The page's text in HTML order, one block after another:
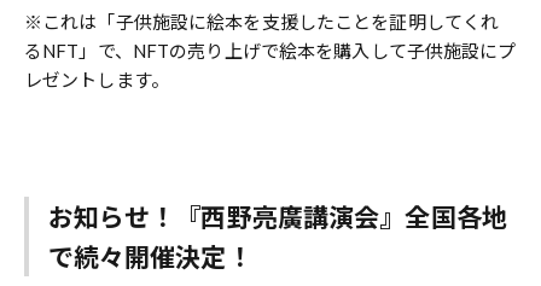
※これは「子供施設に絵本を支援したことを証明してくれ
るNFT」で、NFTの売り上げで絵本を購入して子供施設にプ
レゼントします。
お知らせ！『西野亮廣講演会』全国各地
で続々開催決定！